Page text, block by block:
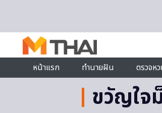
หน้าแรก
ทำนายฝัน ตรวจห
ขวัญใจ